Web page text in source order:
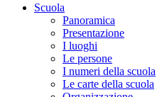
Scuola
Panoramica
Presentazione
I luoghi
Le persone
I numeri della scuola
Le carte della scuola